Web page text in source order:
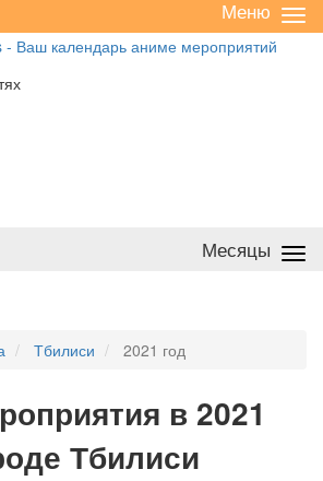
/
Меню
Месяцы
Тбилиси 2021 год
в 2021
Тбилиси